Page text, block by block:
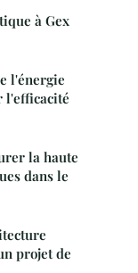
à Gex
l'énergie
l'efficacité
la haute
dans le
projet de